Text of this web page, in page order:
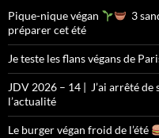
Pique-nique végan
3
préparer cet été
Je teste les flans végans de
JDV 2026 – 14 | J’ai arrêté
l’actualité
Le burger végan froid de l’été